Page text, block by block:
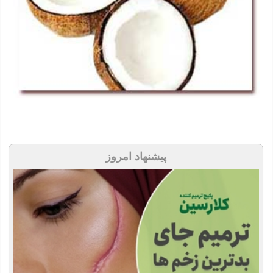
پیشنهاد امروز